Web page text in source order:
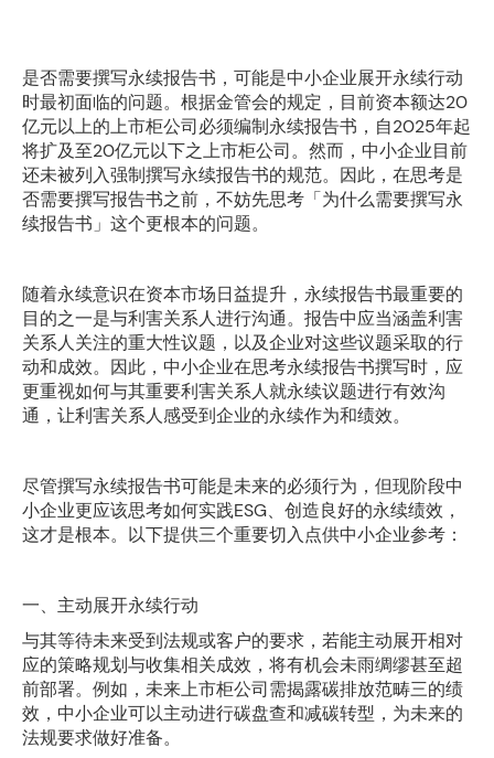
是否需要撰写永续报告书，可能是中小企业展开永续行动
时最初面临的问题。根据金管会的规定，目前资本额达20
亿元以上的上市柜公司必须编制永续报告书，自2025年起
将扩及至20亿元以下之上市柜公司。然而，中小企业目前
还未被列入强制撰写永续报告书的规范。因此，在思考是
否需要撰写报告书之前，不妨先思考「为什么需要撰写永
续报告书」这个更根本的问题。
随着永续意识在资本市场日益提升，永续报告书最重要的
目的之一是与利害关系人进行沟通。报告中应当涵盖利害
关系人关注的重大性议题，以及企业对这些议题采取的行
动和成效。因此，中小企业在思考永续报告书撰写时，应
更重视如何与其重要利害关系人就永续议题进行有效沟
通，让利害关系人感受到企业的永续作为和绩效。
尽管撰写永续报告书可能是未来的必须行为，但现阶段中
小企业更应该思考如何实践ESG、创造良好的永续绩效，
这才是根本。以下提供三个重要切入点供中小企业参考：
一、主动展开永续行动
与其等待未来受到法规或客户的要求，若能主动展开相对
应的策略规划与收集相关成效，将有机会未雨绸缪甚至超
前部署。例如，未来上市柜公司需揭露碳排放范畴三的绩
效，中小企业可以主动进行碳盘查和减碳转型，为未来的
法规要求做好准备。